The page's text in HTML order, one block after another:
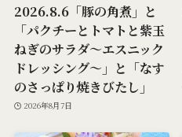
2026.8.6「豚の角煮」と
「パクチーとトマトと紫玉
ねぎのサラダ～エスニック
ドレッシング～」と「なす
のさっぱり焼きびたし」
2026年8月7日